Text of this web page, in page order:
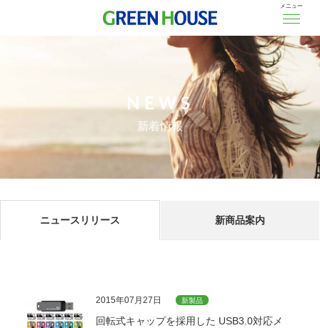
メニュー
NEWS
新着情報
ニュースリリース 新商品案内
2015年07月27日 新製品
回転式キャップを採用した USB3.0対応メ